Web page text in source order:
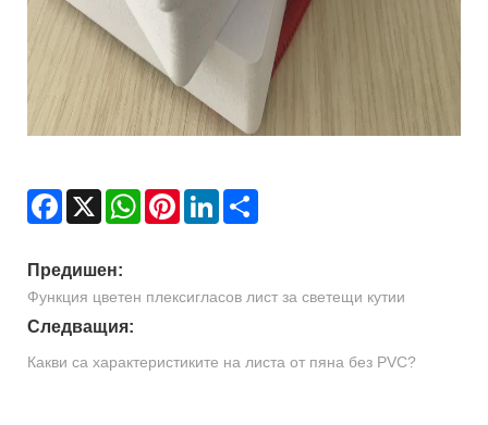
Facebook
X WhatsApp
PinterestLinkedIn
Предишен:
Функция цветен плексигласов лист за светещи кутии
Следващия:
Какви са характеристиките на листа от пяна без PVC?